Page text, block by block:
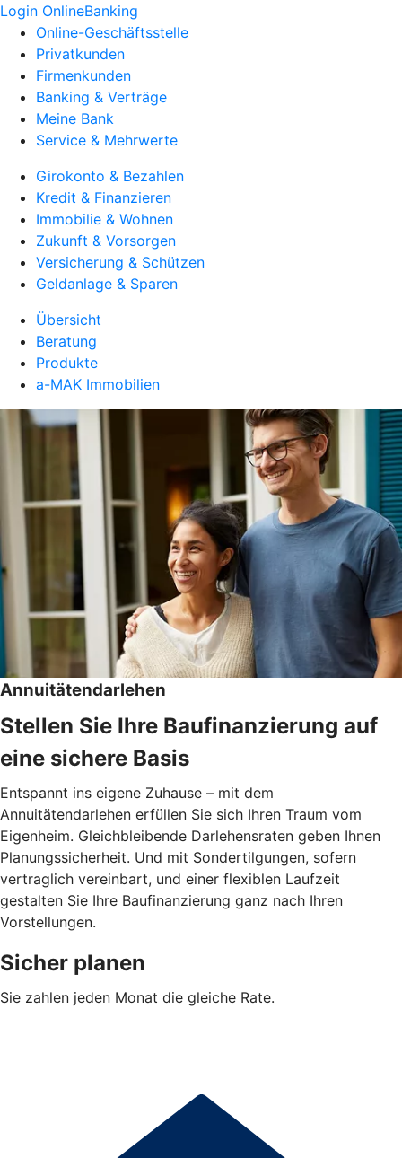
Login OnlineBanking
Online-Geschäftsstelle
Privatkunden
Firmenkunden
Banking & Verträge
Meine Bank
Service & Mehrwerte
Girokonto & Bezahlen
Kredit & Finanzieren
Immobilie & Wohnen
Zukunft & Vorsorgen
Versicherung & Schützen
Geldanlage & Sparen
Übersicht
Beratung
Produkte
a-MAK Immobilien
Annuitätendarlehen
Stellen Sie Ihre Baufinanzierung auf
eine sichere Basis
Entspannt ins eigene Zuhause – mit dem
Annuitätendarlehen erfüllen Sie sich Ihren Traum vom
Eigenheim. Gleichbleibende Darlehensraten geben Ihnen
Planungssicherheit. Und mit Sondertilgungen, sofern
vertraglich vereinbart, und einer flexiblen Laufzeit
gestalten Sie Ihre Baufinanzierung ganz nach Ihren
Vorstellungen.
Sicher planen
Sie zahlen jeden Monat die gleiche Rate.